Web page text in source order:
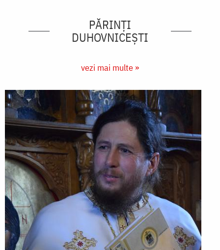
PĂRINȚI
DUHOVNICEȘTI
vezi mai multe »